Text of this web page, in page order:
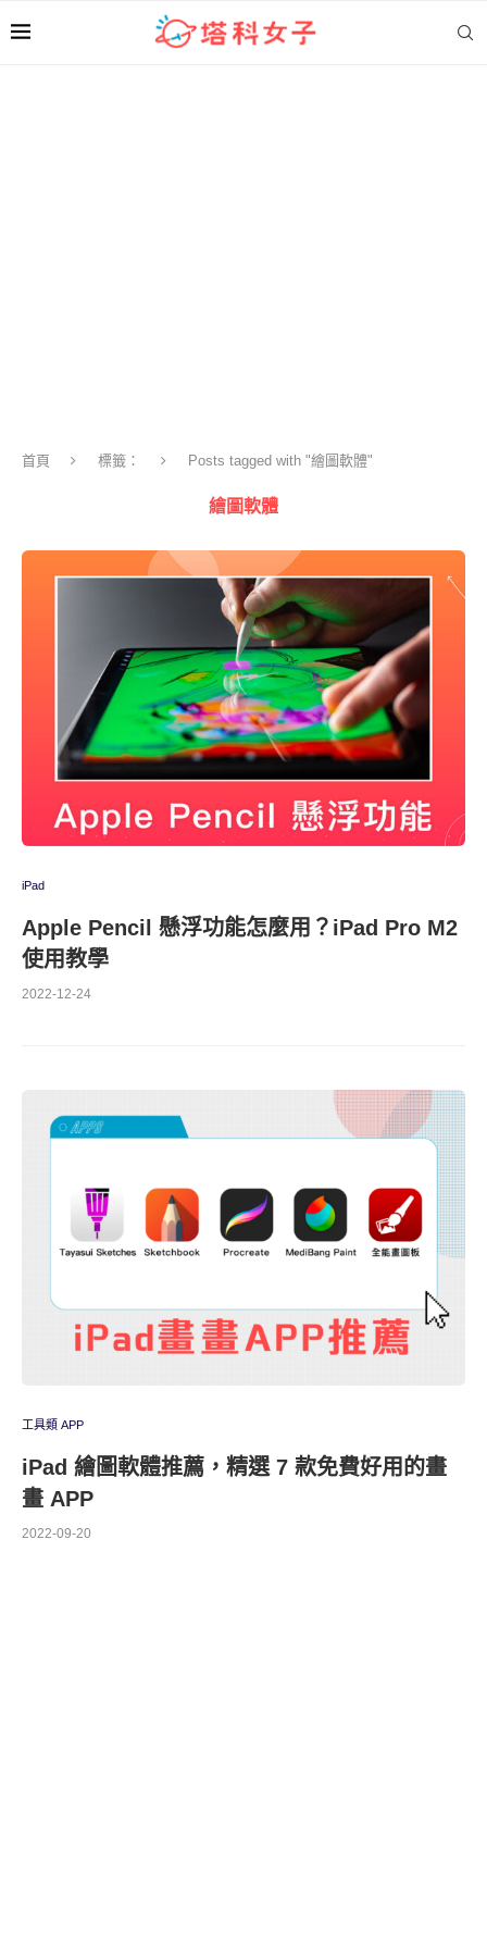
首頁 標籤： Posts tagged with "繪圖軟體"
繪圖軟體
iPad
Apple Pencil 懸浮功能怎麼用？iPad Pro M2
使用教學
2022-12-24
工具類 APP
iPad 繪圖軟體推薦，精選 7 款免費好用的畫
畫 APP
2022-09-20